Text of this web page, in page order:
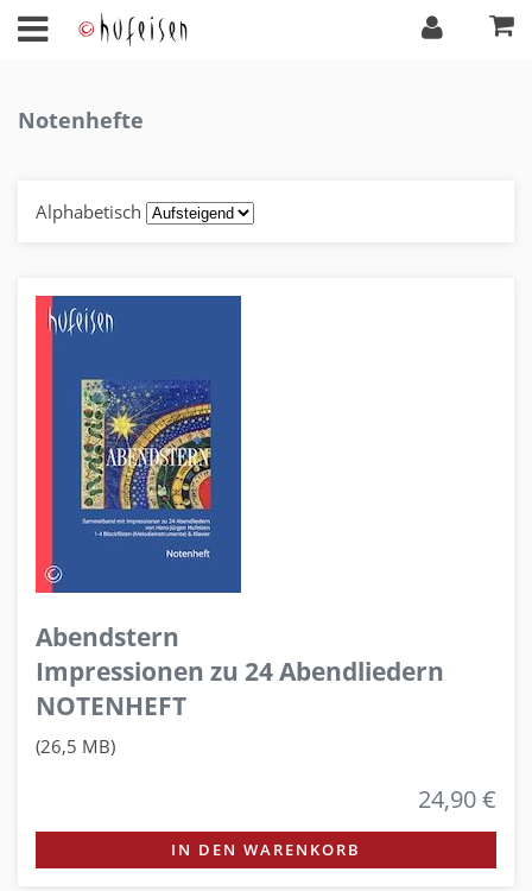
Notenhefte
Alphabetisch
Abendstern
Impressionen zu 24 Abendliedern
NOTENHEFT
(26,5 MB)
24,90 €
IN DEN WARENKORB